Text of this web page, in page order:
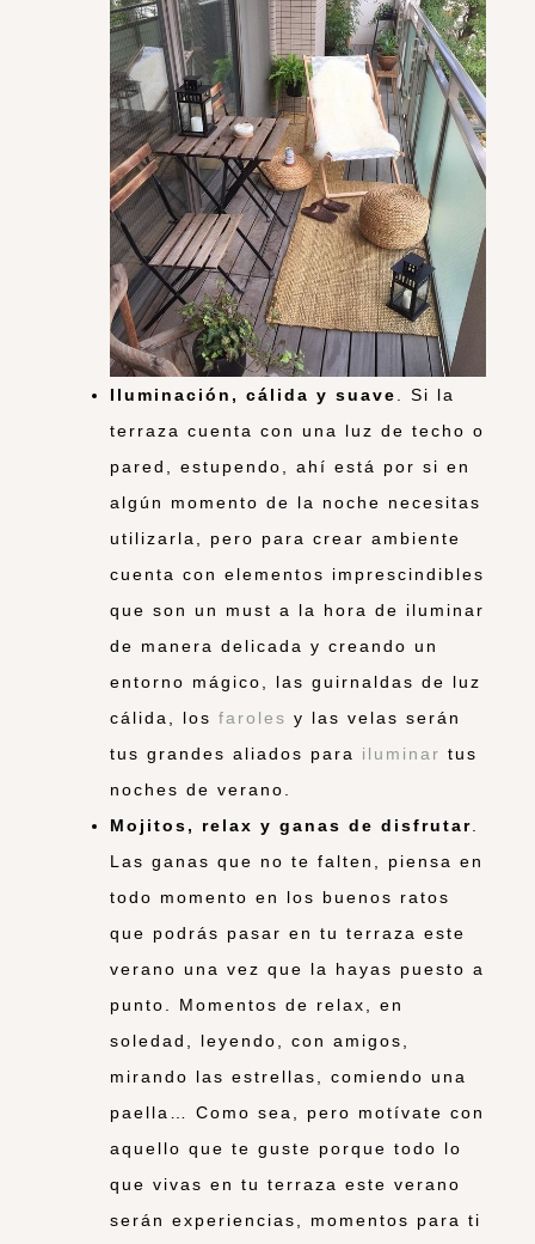
Iluminación, cálida y suave
. Si la
terraza cuenta con una luz de techo o
pared, estupendo, ahí está por si en
algún momento de la noche necesitas
utilizarla, pero para crear ambiente
cuenta con elementos imprescindibles
que son un must a la hora de iluminar
de manera delicada y creando un
entorno mágico, las guirnaldas de luz
cálida, los faroles y las velas serán
tus grandes aliados para iluminar tus
noches de verano.
Mojitos, relax y ganas de disfrutar
Las ganas que no te falten, piensa en
todo momento en los buenos ratos
que podrás pasar en tu terraza este
verano una vez que la hayas puesto a
punto. Momentos de relax, en
soledad, leyendo, con amigos,
mirando las estrellas, comiendo una
paella… Como sea, pero motívate con
aquello que te guste porque todo lo
que vivas en tu terraza este verano
serán experiencias, momentos para ti